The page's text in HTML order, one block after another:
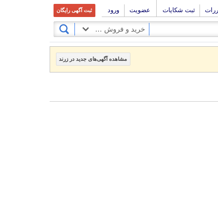
ثبت شکایات عضویت ورود ثبت آگهی رایگان
خرید و فروش کالا
مشاهده آگهی‌های جدید در زرند